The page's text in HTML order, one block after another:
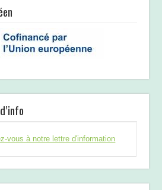
vous à notre lettre d'information